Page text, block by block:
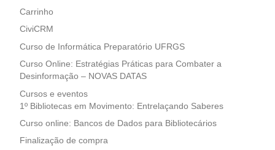
Carrinho
CiviCRM
Curso de Informática Preparatório UFRGS
Curso Online: Estratégias Práticas para Combater a
Desinformação – NOVAS DATAS
Cursos e eventos
1º Bibliotecas em Movimento: Entrelaçando Saberes
Curso online: Bancos de Dados para Bibliotecários
Finalização de compra